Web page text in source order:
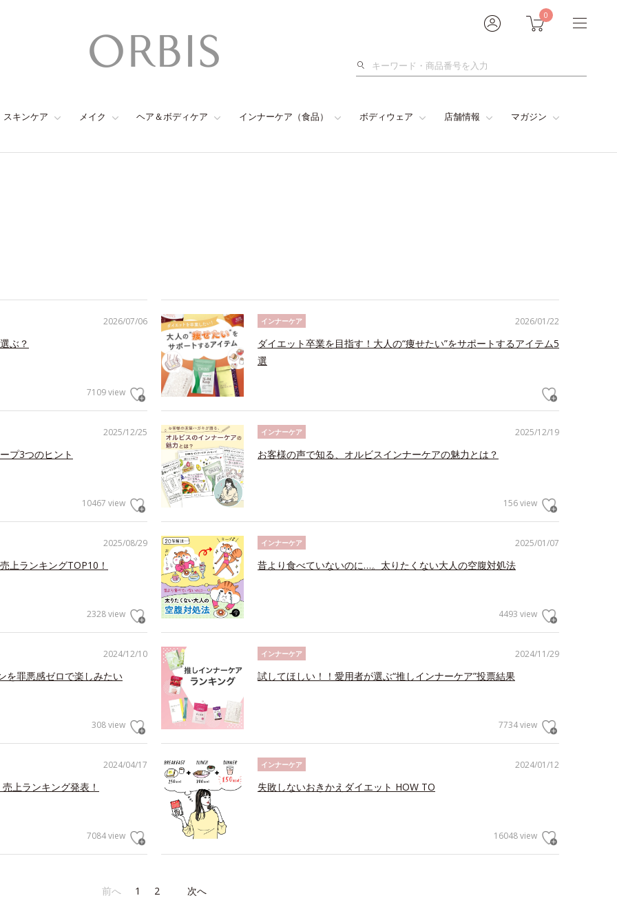
0
検
スキンケア メイク ヘア＆ボディケア インナーケア（食品） ボディウェア 店舗情報 マガジン
2026/07/06
ぶ？
7109 view
2026/01/22
インナーケア
ダイエット卒業を目指す！大人の“痩せたい”をサポートするアイテム5
選
2025/12/25
プ3つのヒント
10467 view
2025/12/19
インナーケア
お客様の声で知る、オルビスインナーケアの魅力とは？
156 view
2025/08/29
上ランキングTOP10！
2328 view
2025/01/07
インナーケア
昔より食べていないのに…。太りたくない大人の空腹対処法
4493 view
2024/12/10
を罪悪感ゼロで楽しみたい
308 view
2024/11/29
インナーケア
試してほしい！！愛用者が選ぶ“推しインナーケア”投票結果
7734 view
2024/04/17
上ランキング発表！
7084 view
2024/01/12
インナーケア
失敗しないおきかえダイエット HOW TO
16048 view
前へ 1 2 次へ